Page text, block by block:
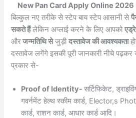
New Pan Card Apply Online
बिल्कुल नए तरीके से स्टेप बाय स्टेप आसानी से
सकते हैंलेकिन अप्लाई करने के लिए आपको
औरजन्मतिथि सेजुड़ीदस्तावेज की आवश्यकता
दस्तावेज लगेंगे इसकी पूरी जानकारी नीचे
प्रकार से-
Proof of Identity-सर्टिफिकेट,
गवर्नमेंट हेल्थ स्कीम कार्ड, Elector,s
कार्ड, राशन कार्ड, आधार कार्ड आदि।